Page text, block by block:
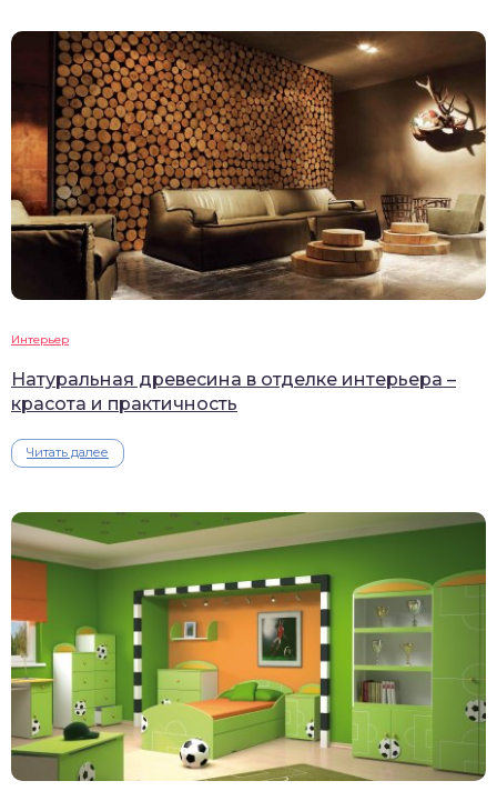
Интерьер
Натуральная древесина в отделке интерьера –
красота и практичность
Читать далее